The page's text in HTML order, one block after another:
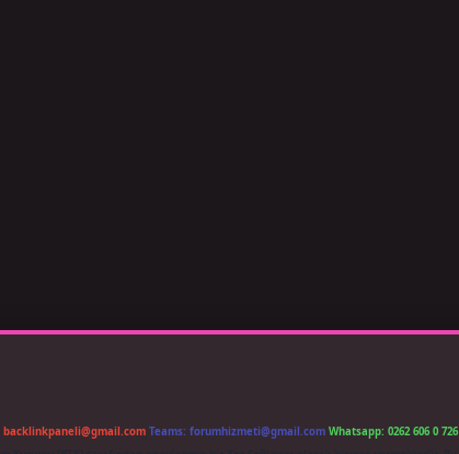
backlinkpaneli@gmail.com Teams: forumhizmeti@gmail.com Whatsapp: 0262 606 0 726